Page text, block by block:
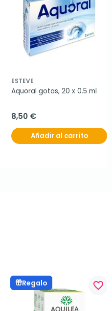
ESTEVE
Aquoral gotas, 20 x 0.5 ml
8,50 €
Añadir al carrito
Regalo favorite_border